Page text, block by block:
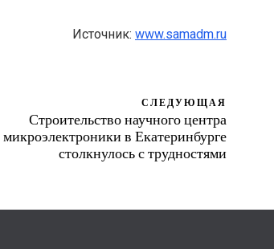
Источник: www.samadm.ru
СЛЕДУЮЩАЯ
Строительство научного центра
микроэлектроники в Екатеринбурге
столкнулось с трудностями